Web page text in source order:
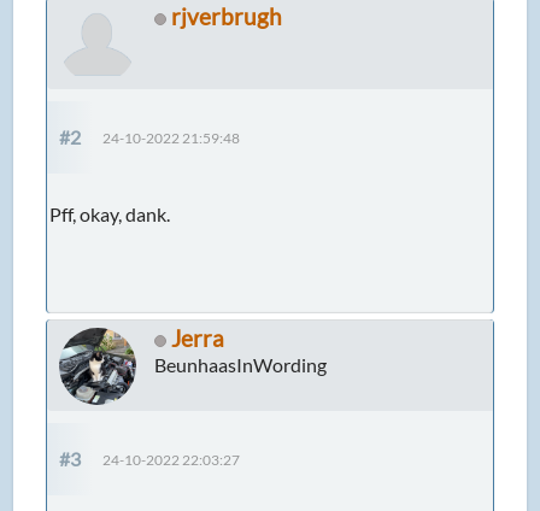
rjverbrugh
#2 24-10-2022 21:59:48
Pff, okay, dank.
Jerra
BeunhaasInWording
#3 24-10-2022 22:03:27